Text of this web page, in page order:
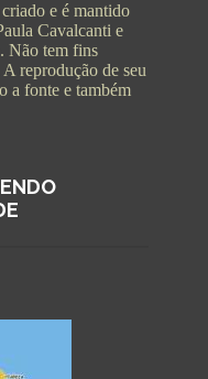
e é mantido
Cavalcanti e
Não tem fins
reprodução de seu
a fonte e também